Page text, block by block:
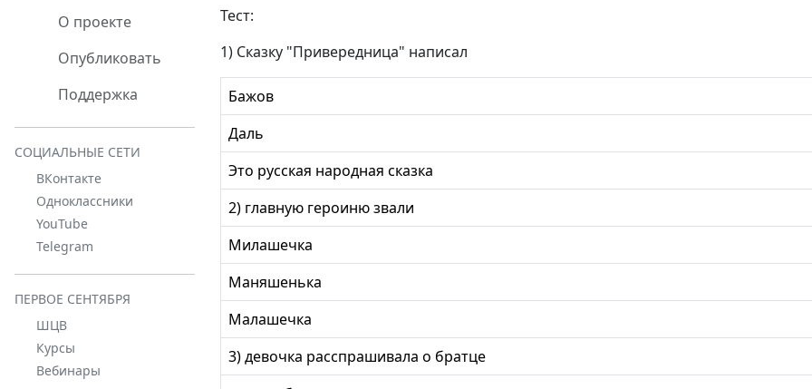
О проекте
Опубликовать
Поддержка
СОЦИАЛЬНЫЕ СЕТИ
ВКонтакте
Одноклассники
YouTube
Telegram
ПЕРВОЕ СЕНТЯБРЯ
ШЦВ
Курсы
Вебинары
Тест:
1) Сказку "Привередница" написал
Бажов
Даль
Это русская народная сказка
2) главную героиню звали
Милашечка
Маняшенька
Малашечка
3) девочка расспрашивала о братце